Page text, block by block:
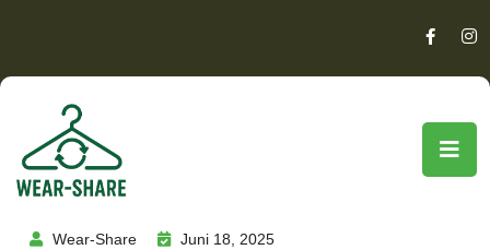
Wear-Share
Juni 18, 2025